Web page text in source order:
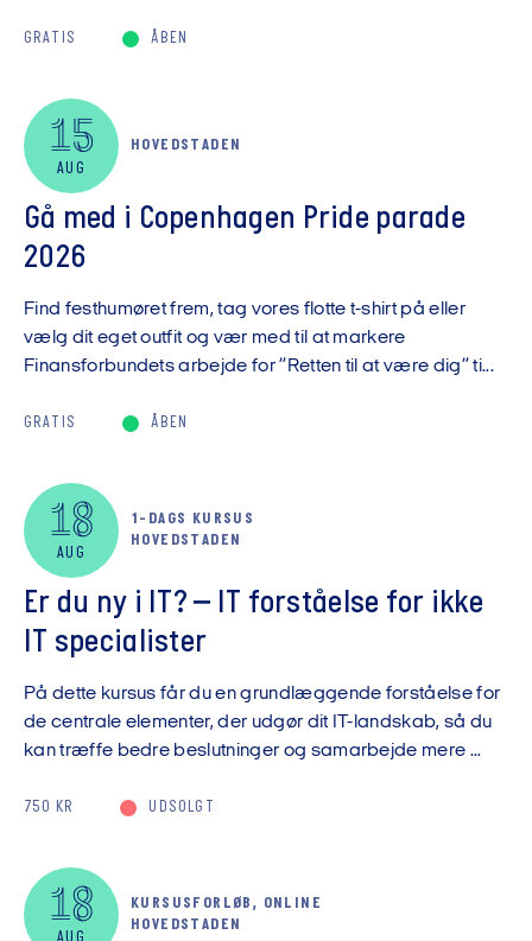
GRATIS ÅBEN
15
AUG
HOVEDSTADEN
Gå med i Copenhagen Pride parade
2026
Find festhumøret frem, tag vores flotte t-shirt på eller
vælg dit eget outfit og vær med til at markere
Finansforbundets arbejde for ”Retten til at være dig” ti...
GRATIS ÅBEN
18
AUG
1-DAGS KURSUS
HOVEDSTADEN
Er du ny i IT? – IT forståelse for ikke
IT specialister
På dette kursus får du en grundlæggende forståelse for
de centrale elementer, der udgør dit IT-landskab, så du
kan træffe bedre beslutninger og samarbejde mere ...
750 KR UDSOLGT
18
KURSUSFORLØB, ONLINE
HOVEDSTADEN